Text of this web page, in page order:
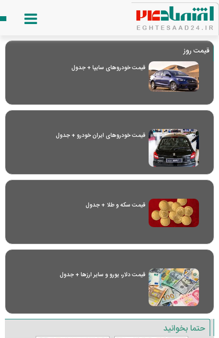
قیمت روز
قیمت خودرو‌های سایپا + جدول
قیمت خودرو‌های ایران خودرو + جدول
قیمت سکه و طلا + جدول
قیمت دلار، یورو و سایر ارز‌ها + جدول
حتما بخوانید